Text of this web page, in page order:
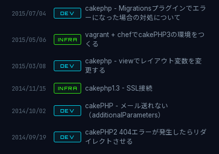
2015/07/04 DEV
cakephp - Migrationsプラグインでエラ
ーになった場合の対処について
2015/05/06 INFRA
vagrant + chefでcakePHP3の環境をつ
くる
2015/03/08 DEV
cakephp - viewでレイアウト変数を変
更する
2014/11/15 INFRA cakephp1.3 - SSL接続
2014/10/02 DEV
cakePHP - メール送れない
（additionalParameters）
2014/09/19 DEV
cakePHP2 404エラーが発生したらリダ
イレクトさせる